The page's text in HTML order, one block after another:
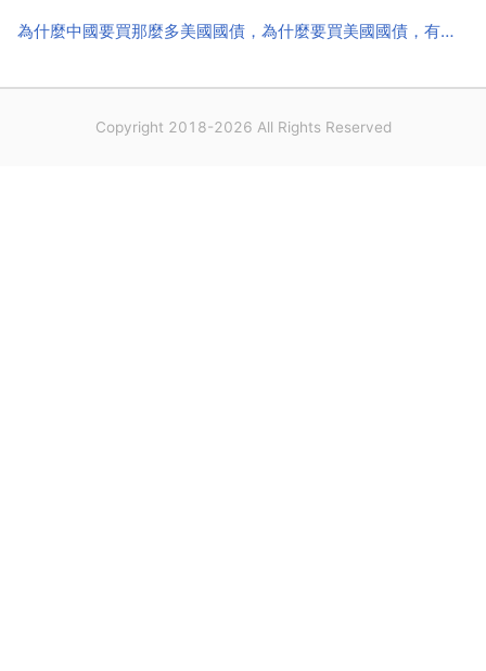
為什麼中國要買那麼多美國國債，為什麼要買美國國債，有什麼好處
Copyright 2018-2026 All Rights Reserved